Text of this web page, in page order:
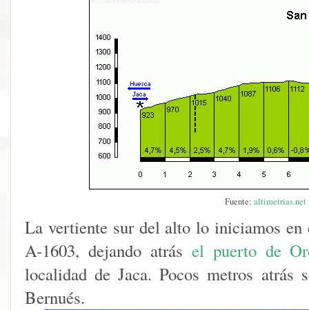
Fuente: altimetrias.net
La vertiente sur del alto lo iniciamos
A-1603, dejando atrás el puerto de
localidad de Jaca. Pocos metros atrás
Bernués.